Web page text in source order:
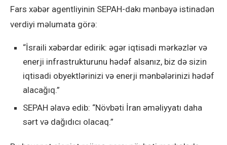
Fars xəbər agentliyinin SEPAH-dakı mənbəyə istinadən
verdiyi məlumata görə:
“İsraili xəbərdar edirik: əgər iqtisadi mərkəzlər və
enerji infrastrukturunu hədəf alsanız, biz də sizin
iqtisadi obyektlərinizi və enerji mənbələrinizi hədəf
alacağıq.”
SEPAH əlavə edib: “Növbəti İran əməliyyatı daha
sərt və dağıdıcı olacaq.”